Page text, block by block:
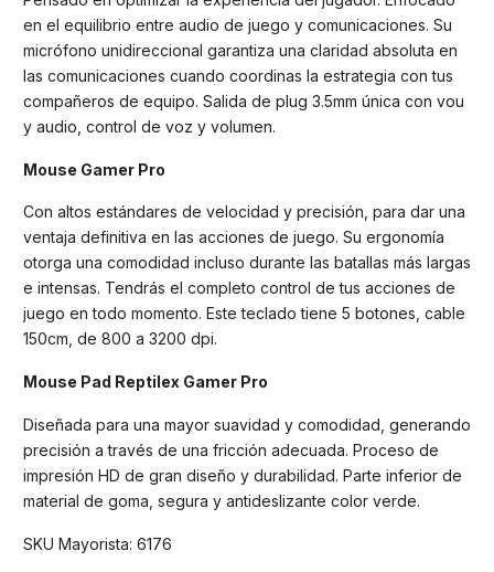
en el equilibrio entre audio de juego y comunicaciones. Su
micrófono unidireccional garantiza una claridad absoluta en
las comunicaciones cuando coordinas la estrategia con tus
compañeros de equipo. Salida de plug 3.5mm única con vou
y audio, control de voz y volumen.
Mouse Gamer Pro
Con altos estándares de velocidad y precisión, para dar una
ventaja definitiva en las acciones de juego. Su ergonomía
otorga una comodidad incluso durante las batallas más largas
e intensas. Tendrás el completo control de tus acciones de
juego en todo momento. Este teclado tiene 5 botones, cable
150cm, de 800 a 3200 dpi.
Mouse Pad Reptilex Gamer Pro
Diseñada para una mayor suavidad y comodidad, generando
precisión a través de una fricción adecuada. Proceso de
impresión HD de gran diseño y durabilidad. Parte inferior de
material de goma, segura y antideslizante color verde.
SKU Mayorista: 6176